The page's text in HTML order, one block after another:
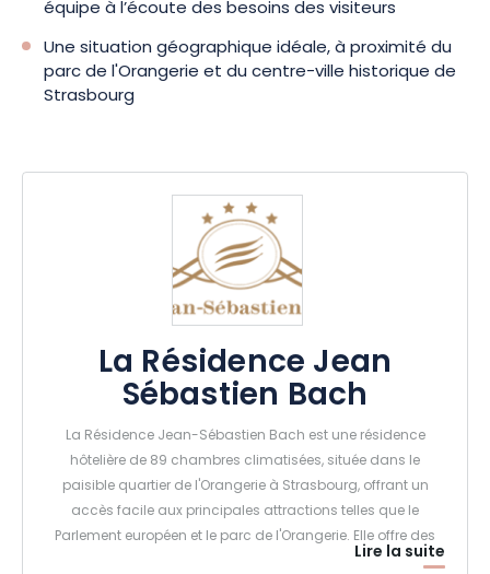
équipe à l’écoute des besoins des visiteurs
Une situation géographique idéale, à proximité du
parc de l'Orangerie et du centre-ville historique de
Strasbourg
La Résidence Jean
Sébastien Bach
La Résidence Jean-Sébastien Bach est une résidence
hôtelière de 89 chambres climatisées, située dans le
paisible quartier de l'Orangerie à Strasbourg, offrant un
accès facile aux principales attractions telles que le
Parlement européen et le parc de l'Orangerie. Elle offre des
équipements de qualité 4 étoiles ainsi qu'un accès Internet
Lire la suite